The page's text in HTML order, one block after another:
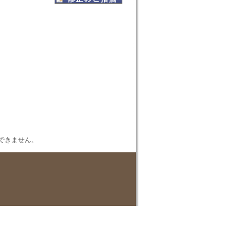
ません。